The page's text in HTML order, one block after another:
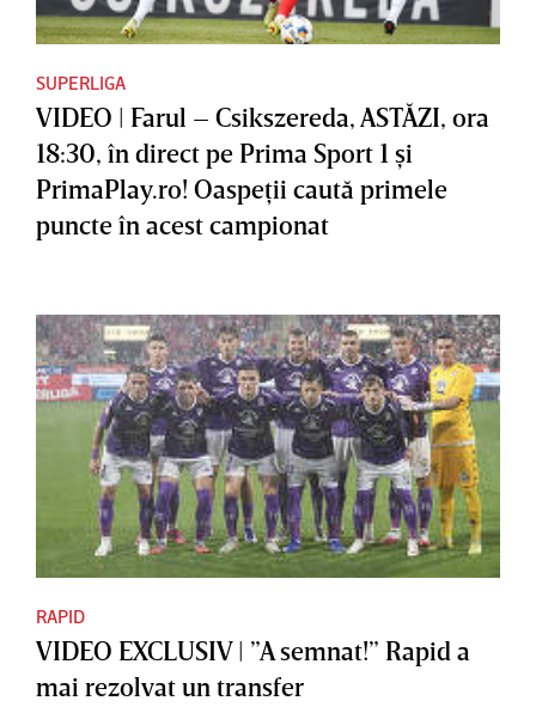
SUPERLIGA
VIDEO | Farul – Csikszereda, ASTĂZI, ora
18:30, în direct pe Prima Sport 1 şi
PrimaPlay.ro! Oaspeţii caută primele
puncte în acest campionat
RAPID
VIDEO EXCLUSIV | ”A semnat!” Rapid a
mai rezolvat un transfer